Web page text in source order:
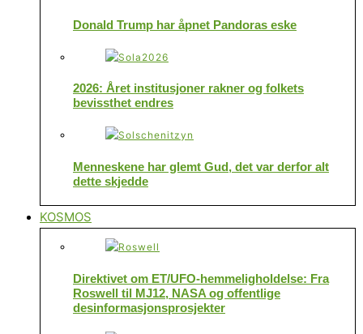
Donald Trump har åpnet Pandoras eske
2026: Året institusjoner rakner og folkets
bevissthet endres
Menneskene har glemt Gud, det var derfor alt
dette skjedde
KOSMOS
Direktivet om ET/UFO-hemmeligholdelse: Fra
Roswell til MJ12, NASA og offentlige
desinformasjonsprosjekter